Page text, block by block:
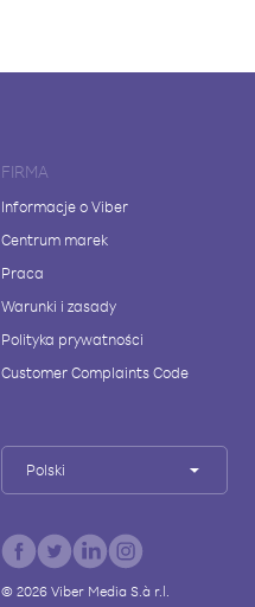
FIRMA
Informacje o Viber
Centrum marek
Praca
Warunki i zasady
Polityka prywatności
Customer Complaints Code
Polski
© 2026Viber Media S.à r.l.